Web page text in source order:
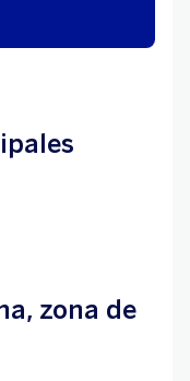
zona de